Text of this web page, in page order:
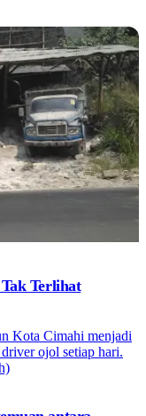
Deretan Ide
hingga